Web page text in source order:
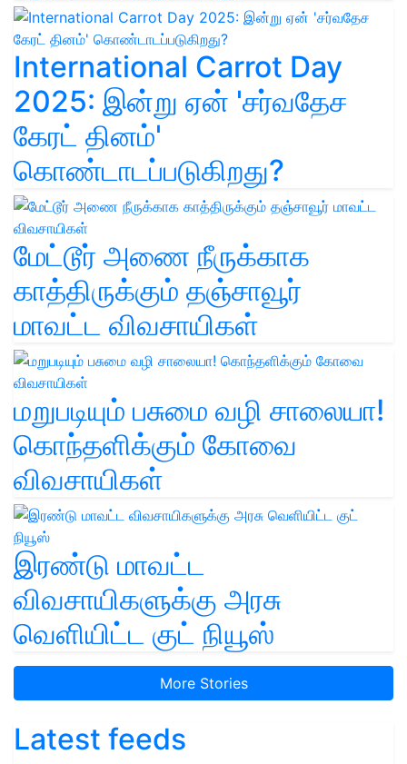
International Carrot Day
2025: இன்று ஏன் 'சர்வதேச
கேரட் தினம்'
கொண்டாடப்படுகிறது?
மேட்டூர் அணை நீருக்காக
காத்திருக்கும் தஞ்சாவூர்
மாவட்ட விவசாயிகள்
மறுபடியும் பசுமை வழி சாலையா!
கொந்தளிக்கும் கோவை
விவசாயிகள்
இரண்டு மாவட்ட
விவசாயிகளுக்கு அரசு
வெளியிட்ட குட் நியூஸ்
More Stories
Latest feeds